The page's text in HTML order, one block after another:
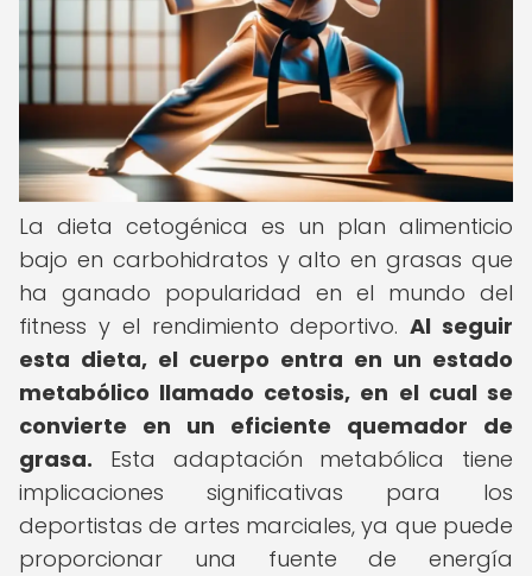
La dieta cetogénica es un plan alimenticio
bajo en carbohidratos y alto en grasas que
ha ganado popularidad en el mundo del
fitness y el rendimiento deportivo.Al seguir
esta dieta, el cuerpo entra en un estado
metabólico llamado cetosis, en el cual se
convierte en un eficiente quemador de
grasa. Esta adaptación metabólica tiene
implicaciones significativas para los
deportistas de artes marciales, ya que puede
proporcionar una fuente de energía